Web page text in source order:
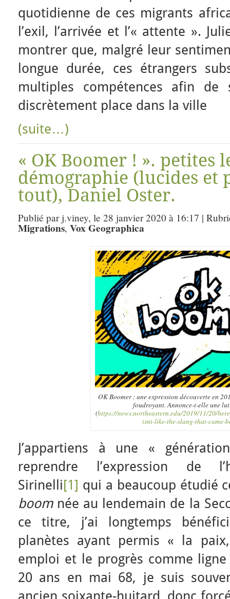
quotidienne de ces migrants
l’exil, l’arrivée et l’« attente ».
montrer que, malgré leur
longue durée, ces étrangers
multiples compétences afin de
discrètement place dans la ville
(suite…)
« OK Boomer ! ». petites
démographie (lucides et
tout), Daniel Oster.
Publié par j.viney, le 28 janvier 2020 à 16:17 |
Migrations, Vox Geographica
OK Boomer : une expression découverte en
foudroyant. Annonce-t-elle une
(https://news.northeastern.edu/2019/11/20/
isnt-like-the-slang-that-came-
J’appartiens à une «
reprendre l’expression de
Sirinelli[1] qui a beaucoup étudié
boom née au lendemain de la
ce titre, j’ai longtemps
planètes ayant permis « la
emploi et le progrès comme ligne
20 ans en mai 68, je suis